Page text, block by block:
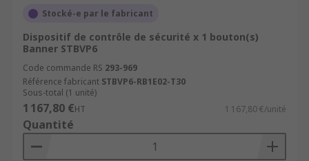
Stocké-e par le fabricant
Dispositif de contrôle de sécurité x 1 bouton(s)
Banner STBVP6
Code commande RS 293-969
Référence fabricant STBVP6-RB1E02-T30
Sous-total (1 unité)
1 167,80 €HT 1 167,80 €/unité
Quantité